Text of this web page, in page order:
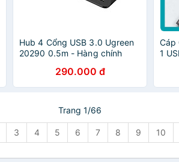
Hub 4 Cổng USB 3.0 Ugreen
20290 0.5m - Hàng chính
290.000 đ
Cáp
1
Trang 1/66
3 4 5 6 7 8 9 10